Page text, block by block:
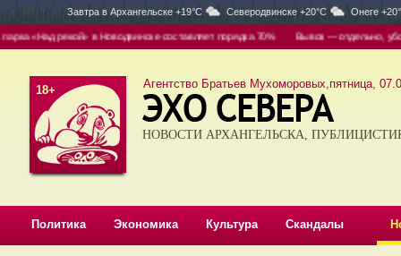
Завтра в Архангельске +19°C Северодвинске +20°C Онеге
в Новодвинске составляет порядка 70% Вывоз — отдельно, уборка —
18+ Агентство Братьев Мухоморовых,пятница,
НОВОСТИ АРХАНГЕЛЬСКА,
Политика Экономика Культура Скандалы